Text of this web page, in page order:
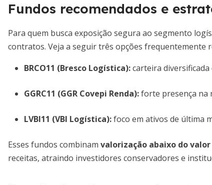
Fundos recomendados e
Para quem busca exposição segura ao segmento
contratos. Veja a seguir três opções frequentemente
BRCO11 (Bresco Logística):carteira
GGRC11 (GGR Covepi Renda):forte presença na
LVBI11 (VBI Logística):foco em ativos de última
Esses fundos combinam valorização abaixo do
receitas, atraindo investidores conservadores e